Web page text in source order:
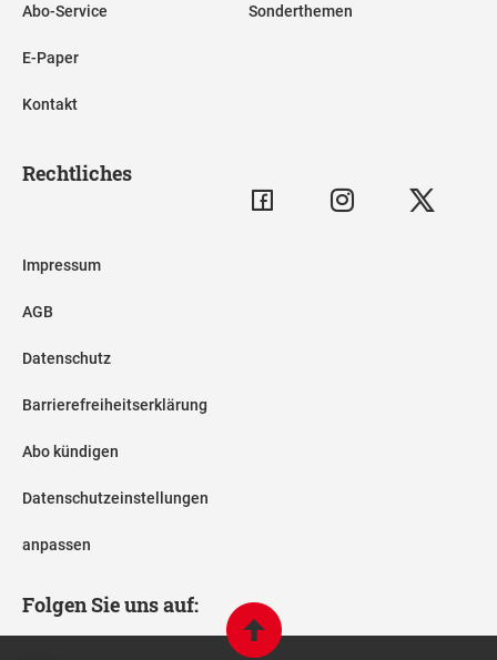
Abo-Service
E-Paper
Kontakt
Sonderthemen
Rechtliches
Impressum
AGB
Datenschutz
Barrierefreiheitserklärung
Abo kündigen
Datenschutzeinstellungen
anpassen
Folgen Sie uns auf: